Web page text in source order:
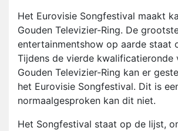
Het Eurovisie Songfestival maakt
Gouden Televizier-Ring. De
entertainmentshow op aarde staat
Tijdens de vierde kwalificatieronde
Gouden Televizier-Ring kan er
het Eurovisie Songfestival. Dit is
normaalgesproken kan dit niet.
Het Songfestival staat op de lijst,